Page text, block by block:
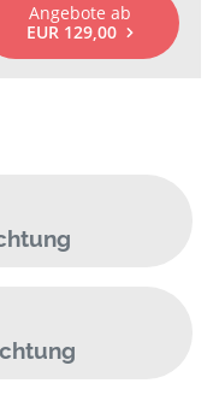
Angebote ab
EUR 129,00